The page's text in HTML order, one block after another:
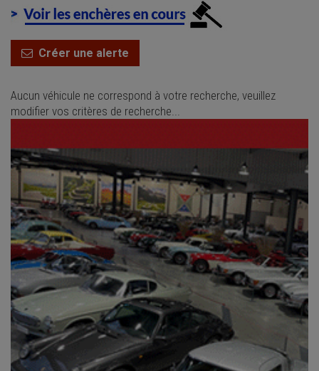
Créer une alerte
Aucun véhicule ne correspond à votre recherche, veuillez
modifier vos critères de recherche...